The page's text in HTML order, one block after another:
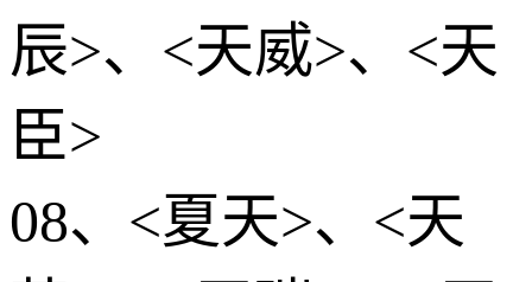
辰>、<天威>、<天
臣>
08、<夏天>、<天